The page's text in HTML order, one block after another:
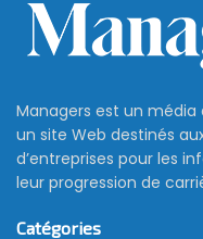
Managers est un
un site Web destinés
d’entreprises pour les
leur progression de
Catégories